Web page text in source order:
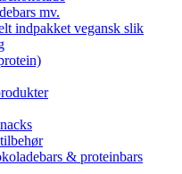
mv.
indpakket vegansk slik
& proteinbars